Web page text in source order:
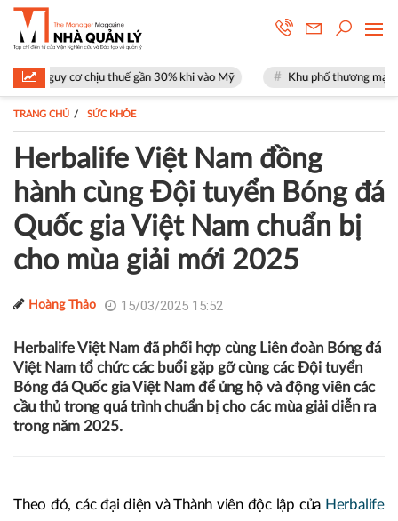
chịu thuế gần 30% khi vào Mỹ Khu phố thương mại SOHO tại The
TRANG CHỦ SỨC KHỎE
Herbalife Việt Nam đồng
hành cùng Đội tuyển Bóng đá
Quốc gia Việt Nam chuẩn bị
cho mùa giải mới 2025
Hoàng Thảo 15/03/2025 15:52
Herbalife Việt Nam đã phối hợp cùng Liên đoàn Bóng đá
Việt Nam tổ chức các buổi gặp gỡ cùng các Đội tuyển
Bóng đá Quốc gia Việt Nam để ủng hộ và động viên các
cầu thủ trong quá trình chuẩn bị cho các mùa giải diễn ra
trong năm 2025.
Theo đó, các đại diện và Thành viên độc lập của Herbalife